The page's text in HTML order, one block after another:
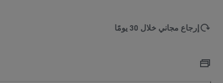
إرجاع مجاني خلال 30 يومًا